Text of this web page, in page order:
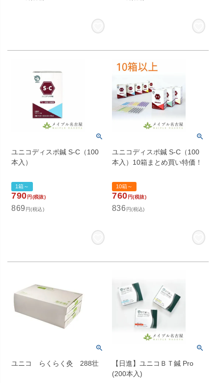
ユニコディスポ鍼 S-C（100
本入）
1箱～
790 円(税抜)
869 円(税込)
ユニコディスポ鍼 S-C（100
本入）10箱まとめ買い特価！
10箱～
760 円(税抜)
836 円(税込)
ユニコ らくらく灸 288壮
【日進】ユニコＢＴ鍼 Pro
(200本入)